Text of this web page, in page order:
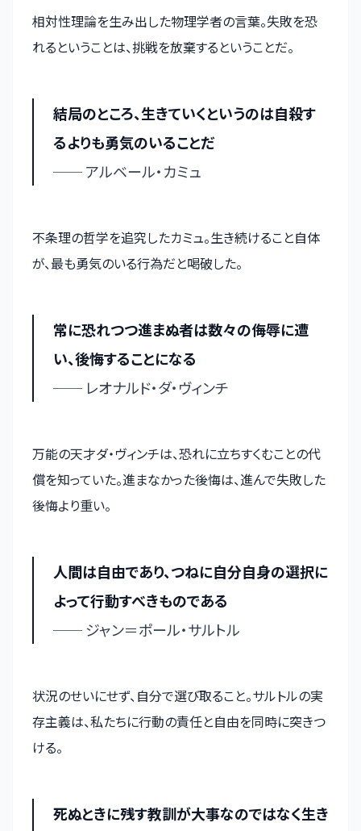
相対性理論を生み出した物理学者の言葉。失敗を恐
れるということは、挑戦を放棄するということだ。
結局のところ、生きていくというのは自殺す
るよりも勇気のいることだ
── アルベール・カミュ
不条理の哲学を追究したカミュ。生き続けること自体
が、最も勇気のいる行為だと喝破した。
常に恐れつつ進まぬ者は数々の侮辱に遭
い、後悔することになる
── レオナルド・ダ・ヴィンチ
万能の天才ダ・ヴィンチは、恐れに立ちすくむことの代
償を知っていた。進まなかった後悔は、進んで失敗した
後悔より重い。
人間は自由であり、つねに自分自身の選択に
よって行動すべきものである
── ジャン＝ポール・サルトル
状況のせいにせず、自分で選び取ること。サルトルの実
存主義は、私たちに行動の責任と自由を同時に突きつ
ける。
死ぬときに残す教訓が大事なのではなく生き